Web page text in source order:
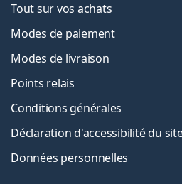
Tout sur vos achats
Modes de paiement
Modes de livraison
Points relais
Conditions générales
Déclaration d'accessibilité du
Données personnelles